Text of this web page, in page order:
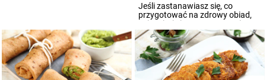
Jeśli zastanawiasz się, co
przygotować na zdrowy obiad,
zainspiruj się naszym przepisem
na wyśmie...